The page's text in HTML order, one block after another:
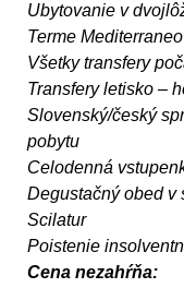
Ubytovanie v
Terme
Všetky transfery
Transfery letisko –
Slovenský/český
pobytu
Celodenná
Degustačný obed v
Scilatur
Poistenie
Cena nezahŕňa: